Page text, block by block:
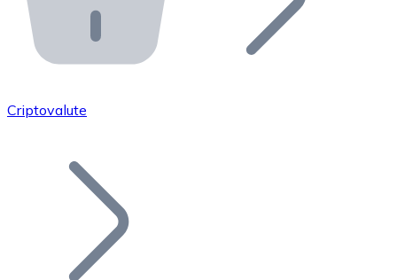
API Bitnovo
Integra la nostra API nel tuo ecosistema.
Unisciti alla nostra rete di rivenditori e
Aggiungi il token del tuo progetto al nostro servizio di
Criptovalute